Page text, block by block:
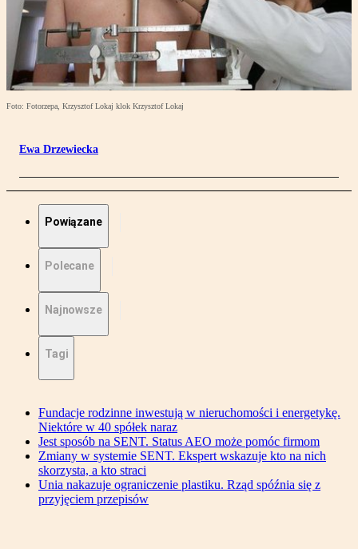
Foto: Fotorzepa, Krzysztof Lokaj klok Krzysztof Lokaj
Ewa Drzewiecka
Powiązane
Polecane
Najnowsze
Tagi
Fundacje rodzinne inwestują w nieruchomości i energetykę.
Niektóre w 40 spółek naraz
Jest sposób na SENT. Status AEO może pomóc firmom
Zmiany w systemie SENT. Ekspert wskazuje kto na nich
skorzysta, a kto straci
Unia nakazuje ograniczenie plastiku. Rząd spóźnia się z
przyjęciem przepisów